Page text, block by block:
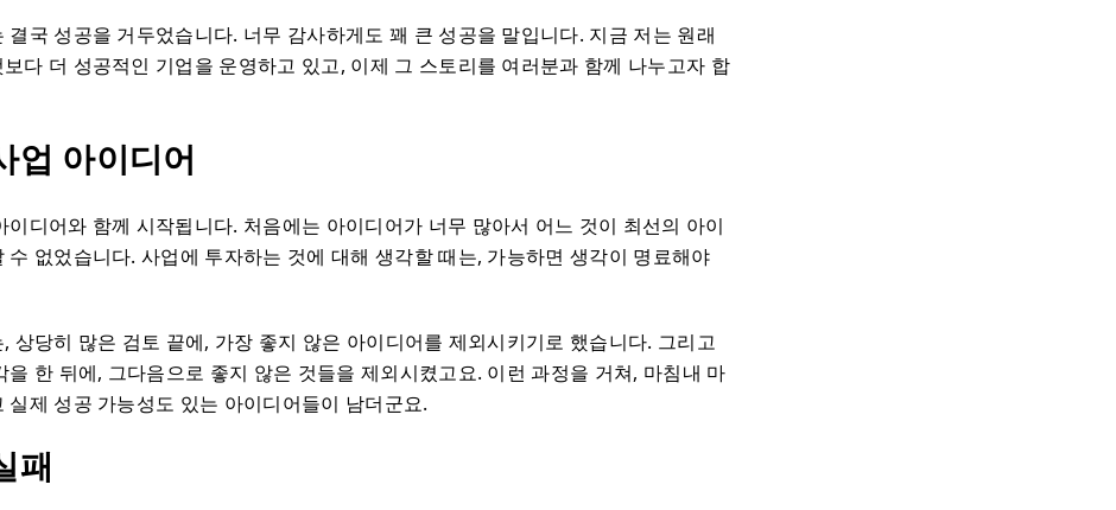
결국 성공을 거두었습니다. 너무 감사하게도 꽤 큰 성공을 말입니다. 지금 저는 원래
다 더 성공적인 기업을 운영하고 있고, 이제 그 스토리를 여러분과 함께 나누고자 합
업 아이디어
이디어와 함께 시작됩니다. 처음에는 아이디어가 너무 많아서 어느 것이 최선의 아이
수 없었습니다. 사업에 투자하는 것에 대해 생각할 때는, 가능하면 생각이 명료해야
상당히 많은 검토 끝에, 가장 좋지 않은 아이디어를 제외시키기로 했습니다. 그리고
을 한 뒤에, 그다음으로 좋지 않은 것들을 제외시켰고요. 이런 과정을 거쳐, 마침내 마
실제 성공 가능성도 있는 아이디어들이 남더군요.
패